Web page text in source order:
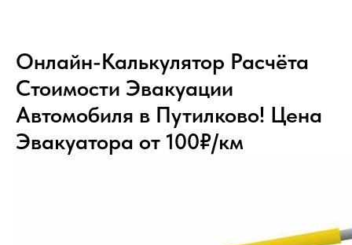
Онлайн-Калькулятор Расчёта
Стоимости Эвакуации
Автомобиля в Путилково! Цена
Эвакуатора от 100₽/км